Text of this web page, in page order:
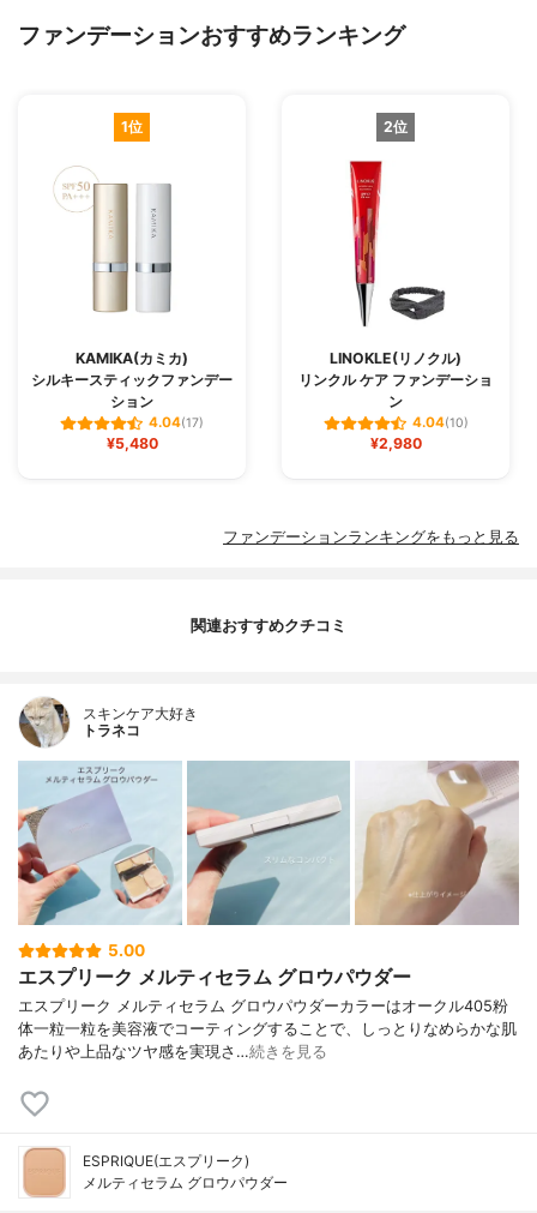
ファンデーションおすすめランキング
1位
KAMIKA(カミカ)
シルキースティックファンデー
ション
4.04(17)
¥5,480
2位
LINOKLE(リノクル)
リンクル ケア ファンデーショ
ン
4.04(10)
¥2,980
ファンデーションランキングをもっと見る
関連おすすめクチコミ
スキンケア大好き
トラネコ
5.00
エスプリーク メルティセラム グロウパウダー
エスプリーク メルティセラム グロウパウダーカラーはオークル405粉
体一粒一粒を美容液でコーティングすることで、しっとりなめらかな肌
あたりや上品なツヤ感を実現さ…続きを見る
ESPRIQUE(エスプリーク)
メルティセラム グロウパウダー